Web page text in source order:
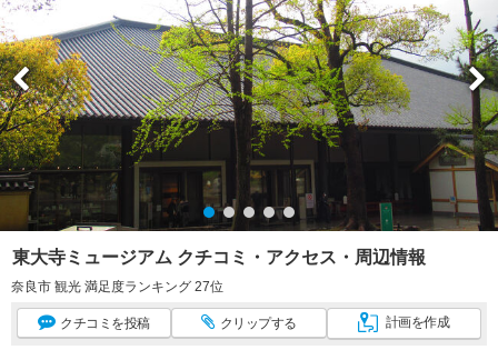
東大寺ミュージアム クチコミ・アクセス・周辺情報
奈良市 観光 満足度ランキング 27位
クチコミ を投稿 クリップする 計画を作成